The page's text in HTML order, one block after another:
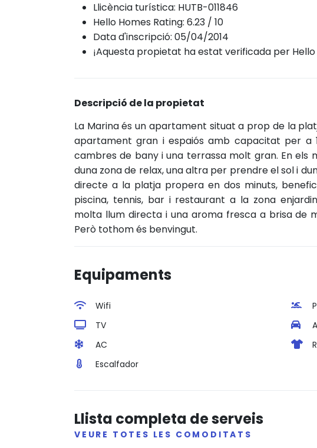
Llicència turística: HUTB-011846
Hello Homes Rating: 6.23 / 10
Data d'inscripció: 05/04/2014
¡Aquesta propietat ha estat verificada per Hello
Descripció de la propietat
La Marina és un apartament situat a prop de la
apartament gran i espaiós amb capacitat per a
cambres de bany i una terrassa molt gran. En els
duna zona de relax, una altra per prendre el sol i
directe a la platja propera en dos minuts,
piscina, tennis, bar i restaurant a la zona
molta llum directa i una aroma fresca a brisa de
Però tothom és benvingut.
Equipaments
Wifi
TV
AC
Escalfador
Llista completa de serveis
VEURE TOTES LES COMODITATS